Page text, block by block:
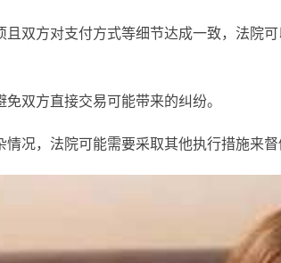
双方对支付方式等细节达成一致，法院
双方直接交易可能带来的纠纷。
况，法院可能需要采取其他执行措施来督